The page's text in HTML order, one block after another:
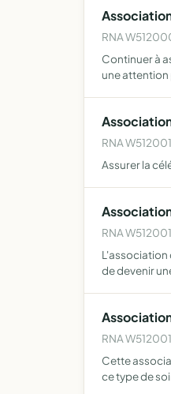
RNA
Continuer à
une attention
RNA
Assurer la
RNA
L'association
de devenir
RNA
Cette
ce type de